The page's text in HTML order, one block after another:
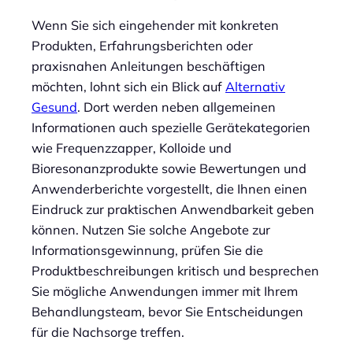
Wenn Sie sich eingehender mit konkreten
Produkten, Erfahrungsberichten oder
praxisnahen Anleitungen beschäftigen
möchten, lohnt sich ein Blick auf Alternativ
Gesund. Dort werden neben allgemeinen
Informationen auch spezielle Gerätekategorien
wie Frequenzzapper, Kolloide und
Bioresonanzprodukte sowie Bewertungen und
Anwenderberichte vorgestellt, die Ihnen einen
Eindruck zur praktischen Anwendbarkeit geben
können. Nutzen Sie solche Angebote zur
Informationsgewinnung, prüfen Sie die
Produktbeschreibungen kritisch und besprechen
Sie mögliche Anwendungen immer mit Ihrem
Behandlungsteam, bevor Sie Entscheidungen
für die Nachsorge treffen.